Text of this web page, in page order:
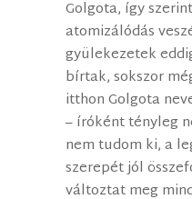
Golgota, így
atomizálódás
gyülekezetek
bírtak, sokszor
itthon Golgota
– íróként tényleg
nem tudom ki, a
szerepét jól
változtat meg